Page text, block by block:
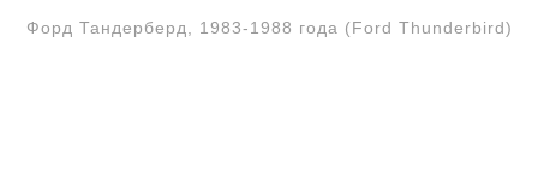
Форд Тандерберд, 1983-1988 года (Ford Thunderbird)